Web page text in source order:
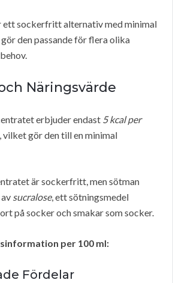
ett sockerfritt alternativ med minimal
den passande för flera olika
Näringsvärde
erbjuder endast 5 kcal per
gör den till en minimal
är sockerfritt, men sötman
sucralose, ett sötningsmedel
på socker och smakar som socker.
per 100 ml:
Fördelar